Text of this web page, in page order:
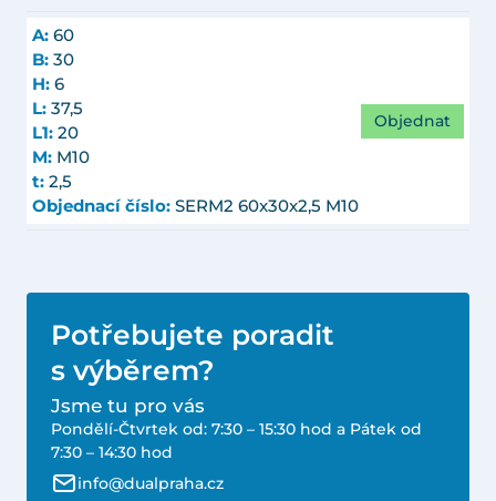
A: 60
B: 30
H: 6
L: 37,5
L1: 20
M: M10
t: 2,5
Objednací číslo: SERM2 60x30x2,5 M10
Objednat
Potřebujete poradit
s výběrem?
Jsme tu pro vás
Pondělí-Čtvrtek od: 7:30 – 15:30 hod a Pátek od
7:30 – 14:30 hod
info@dualpraha.cz